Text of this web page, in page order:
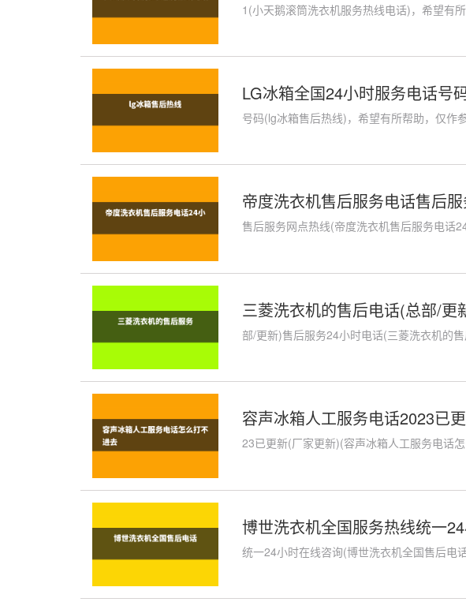
1(小天鹅滚筒洗衣机服务热线电话)，希望有
LG冰箱全国24小时服务电话号
号码(lg冰箱售后热线)，希望有所帮助，仅作
帝度洗衣机售后服务电话售后
售后服务网点热线(帝度洗衣机售后服务电话
三菱洗衣机的售后电话(总部/
部/更新)售后服务24小时电话(三菱洗衣机的
容声冰箱人工服务电话2023已
23已更新(厂家更新)(容声冰箱人工服务电话
博世洗衣机全国服务热线统一
统一24小时在线咨询(博世洗衣机全国售后电